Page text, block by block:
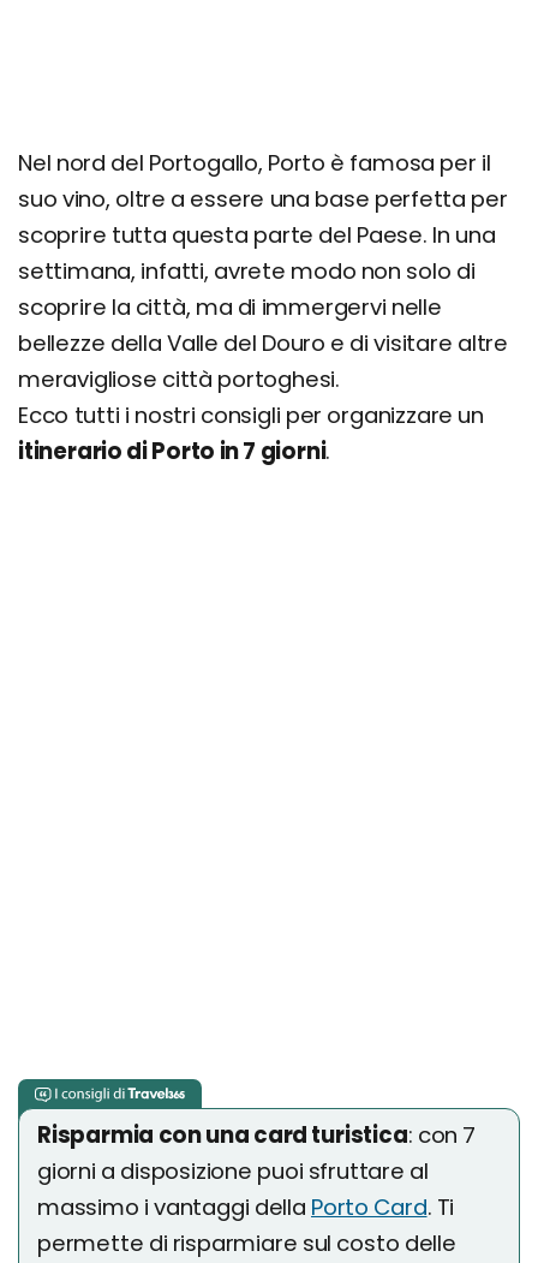
Escursione Arouca e Aveiro
Giorno 7
Centro Portugues de Fotografia
Afurada
Quanto costa una settimana a Porto
Nel nord del Portogallo, Porto è famosa per il
suo vino, oltre a essere una base perfetta per
scoprire tutta questa parte del Paese. In una
settimana, infatti, avrete modo non solo di
scoprire la città, ma di immergervi nelle
bellezze della Valle del Douro e di visitare altre
meravigliose città portoghesi.
Ecco tutti i nostri consigli per organizzare un
itinerario di Porto in 7 giorni.
Risparmia con una card turistica: con 7
giorni a disposizione puoi sfruttare al
massimo i vantaggi della Porto Card. Ti
permette di risparmiare sul costo delle